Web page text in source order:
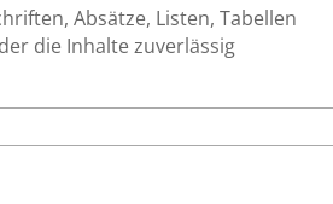
Absätze, Listen, Tabellen
die Inhalte zuverlässig